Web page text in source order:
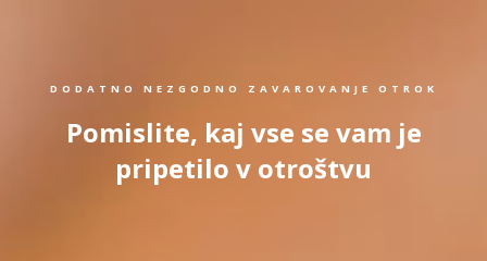
DODATNO NEZGODNO ZAVAROVANJE OTROK
Pomislite, kaj vse se vam je
pripetilo v otroštvu